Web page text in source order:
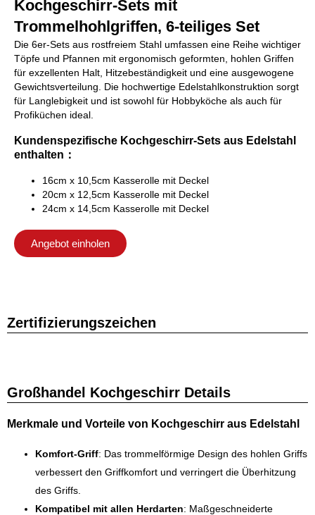
Kochgeschirr-Sets mit
Trommelhohlgriffen, 6-teiliges Set
Die 6er-Sets aus rostfreiem Stahl umfassen eine Reihe wichtiger
Töpfe und Pfannen mit ergonomisch geformten, hohlen Griffen
für exzellenten Halt, Hitzebeständigkeit und eine ausgewogene
Gewichtsverteilung. Die hochwertige Edelstahlkonstruktion sorgt
für Langlebigkeit und ist sowohl für Hobbyköche als auch für
Profiküchen ideal.
Kundenspezifische Kochgeschirr-Sets aus Edelstahl
enthalten：
16cm x 10,5cm Kasserolle mit Deckel
20cm x 12,5cm Kasserolle mit Deckel
24cm x 14,5cm Kasserolle mit Deckel
Angebot einholen
Zertifizierungszeichen
Großhandel Kochgeschirr Details
Merkmale und Vorteile von Kochgeschirr aus Edelstahl
Komfort-Griff: Das trommelförmige Design des hohlen Griffs
verbessert den Griffkomfort und verringert die Überhitzung
des Griffs.
Kompatibel mit allen Herdarten: Maßgeschneiderte